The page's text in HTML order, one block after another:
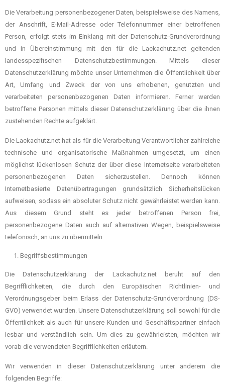
Die Verarbeitung personenbezogener Daten, beispielsweise des Namens,
der Anschrift, E-Mail-Adresse oder Telefonnummer einer betroffenen
Person, erfolgt stets im Einklang mit der Datenschutz-Grundverordnung
und in Übereinstimmung mit den für die Lackachutz.net geltenden
landesspezifischen Datenschutzbestimmungen. Mittels dieser
Datenschutzerklärung möchte unser Unternehmen die Öffentlichkeit über
Art, Umfang und Zweck der von uns erhobenen, genutzten und
verarbeiteten personenbezogenen Daten informieren. Ferner werden
betroffene Personen mittels dieser Datenschutzerklärung über die ihnen
zustehenden Rechte aufgeklärt.
Die Lackachutz.net hat als für die Verarbeitung Verantwortlicher zahlreiche
technische und organisatorische Maßnahmen umgesetzt, um einen
möglichst lückenlosen Schutz der über diese Internetseite verarbeiteten
personenbezogenen Daten sicherzustellen. Dennoch können
Internetbasierte Datenübertragungen grundsätzlich Sicherheitslücken
aufweisen, sodass ein absoluter Schutz nicht gewährleistet werden kann.
Aus diesem Grund steht es jeder betroffenen Person frei,
personenbezogene Daten auch auf alternativen Wegen, beispielsweise
telefonisch, an uns zu übermitteln.
Begriffsbestimmungen
Die Datenschutzerklärung der Lackachutz.net beruht auf den
Begrifflichkeiten, die durch den Europäischen Richtlinien- und
Verordnungsgeber beim Erlass der Datenschutz-Grundverordnung (DS-
GVO) verwendet wurden. Unsere Datenschutzerklärung soll sowohl für die
Öffentlichkeit als auch für unsere Kunden und Geschäftspartner einfach
lesbar und verständlich sein. Um dies zu gewährleisten, möchten wir
vorab die verwendeten Begrifflichkeiten erläutern.
Wir verwenden in dieser Datenschutzerklärung unter anderem die
folgenden Begriffe: